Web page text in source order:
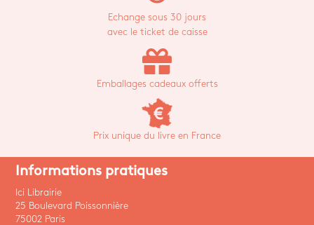
Echange sous 30 jours
avec le ticket de caisse
Emballages cadeaux offerts
Prix unique du livre en France
Informations pratiques
Ici Librairie
25 Boulevard Poissonnière
75002 Paris